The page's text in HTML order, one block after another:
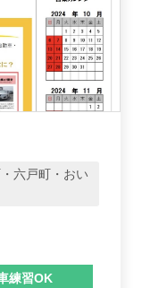
六戸町・おい
練習OK